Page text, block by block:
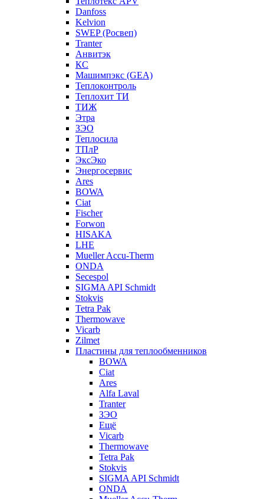
Danfoss
Kelvion
SWEP (Росвеп)
Tranter
Анвитэк
КС
Машимпэкс (GEA)
Теплоконтроль
Теплохит ТИ
ТИЖ
Этра
ЗЭО
Теплосила
ТПлР
ЭксЭко
Энергосервис
Ares
BOWA
Ciat
Fischer
Forwon
HISAKA
LHE
Mueller Accu-Therm
ONDA
Secespol
SIGMA API Schmidt
Stokvis
Tetra Pak
Thermowave
Vicarb
Zilmet
Пластины для теплообменников
BOWA
Ciat
Ares
Alfa Laval
Tranter
ЗЭО
Ещё
Vicarb
Thermowave
Tetra Pak
Stokvis
SIGMA API Schmidt
ONDA